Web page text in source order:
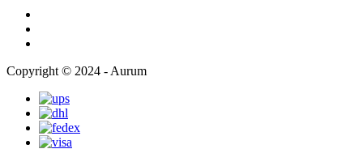
Copyright © 2024 - Aurum